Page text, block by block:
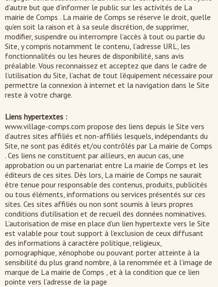
d’autre but que d’informer le public sur les activités de La
mairie de Comps . La mairie de Comps se réserve le droit, quelle
qu’en soit la raison et à sa seule discrétion, de supprimer,
modifier, suspendre ou interrompre l’accès à tout ou partie du
Site, y compris notamment le contenu, l’adresse URL, les
fonctionnalités ou les heures de disponibilité, sans avis
préalable. Vous reconnaissez et acceptez que dans le cadre de
l’utilisation du Site, l’achat de tout l’équipement nécessaire pour
permettre la connexion à internet et la navigation dans le Site
reste à votre charge.
Liens hypertextes :
www.village-comps.com propose des liens depuis le Site vers
d’autres sites affiliés et non-affiliés lesquels, indépendants du
Site, ne sont pas édités et/ou contrôlés par La mairie de Comps
. Ces liens ne constituent par ailleurs, en aucun cas, une
approbation ou un partenariat entre La mairie de Comps et les
éditeurs de ces sites. Dès lors, La mairie de Comps ne saurait
être tenue pour responsable des contenus, produits, publicités
ou tous éléments, informations ou services présentés sur ces
sites. Ces sites affiliés ou non sont soumis à leurs propres
conditions d’utilisation et de recueil des données nominatives.
L’autorisation de mise en place d’un lien hypertexte vers le Site
est valable pour tout support à l’exclusion de ceux diffusant
des informations à caractère politique, religieux,
pornographique, xénophobe ou pouvant porter atteinte à la
sensibilité du plus grand nombre, à la renommée et à l’image de
marque de La mairie de Comps , et à la condition que ce lien
pointe vers l’adresse de la page